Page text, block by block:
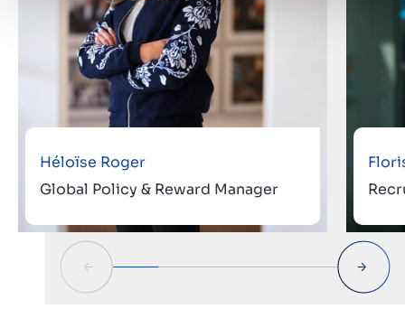
Héloïse Roger
Global Policy & Reward Manager